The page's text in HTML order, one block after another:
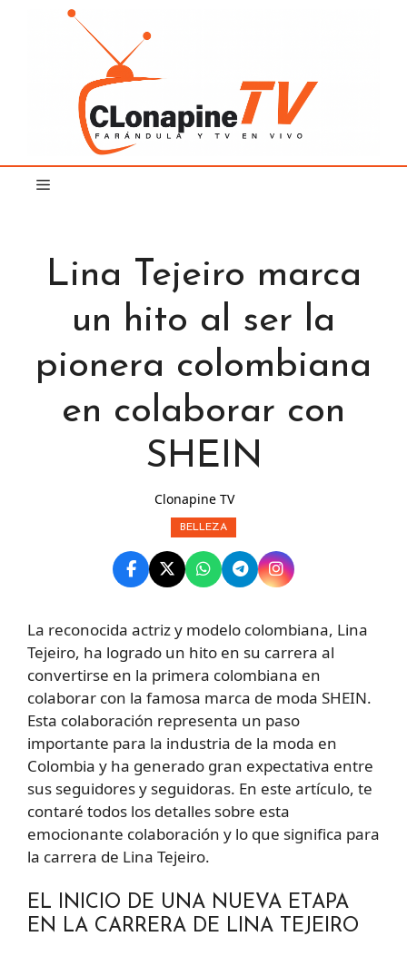
Lina Tejeiro marca
un hito al ser la
pionera colombiana
en colaborar con
SHEIN
Clonapine TV
BELLEZA
La reconocida actriz y modelo colombiana, Lina
Tejeiro, ha logrado un hito en su carrera al
convertirse en la primera colombiana en
colaborar con la famosa marca de moda SHEIN.
Esta colaboración representa un paso
importante para la industria de la moda en
Colombia y ha generado gran expectativa entre
sus seguidores y seguidoras. En este artículo, te
contaré todos los detalles sobre esta
emocionante colaboración y lo que significa para
la carrera de Lina Tejeiro.
EL INICIO DE UNA NUEVA ETAPA
EN LA CARRERA DE LINA TEJEIRO